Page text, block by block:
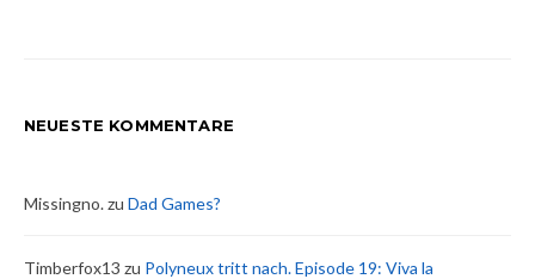
NEUESTE KOMMENTARE
Missingno.zu Dad Games?
Timberfox13 zu Polyneux tritt nach. Episode 19: Viva la